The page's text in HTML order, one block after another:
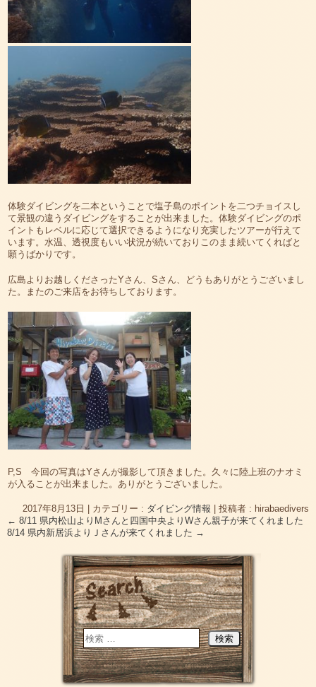
体験ダイビングを二本ということで塩子島のポイントを二つチョイスし
て景観の違うダイビングをすることが出来ました。体験ダイビングのポ
イントもレベルに応じて選択できるようになり充実したツアーが行えて
います。水温、透視度もいい状況が続いておりこのまま続いてくればと
願うばかりです。
広島よりお越しくださったYさん、Sさん、どうもありがとうございまし
た。またのご来店をお待ちしております。
P,S 今回の写真はYさんが撮影して頂きました。久々に陸上班のナオミ
が入ることが出来ました。ありがとうございました。
2017年8月13日 カテゴリー : ダイビング情報
投稿者 : hirabaedivers
← 8/11 県内松山よりMさんと四国中央よりWさん親子が来てくれました
8/14 県内新居浜よりＪさんが来てくれました →